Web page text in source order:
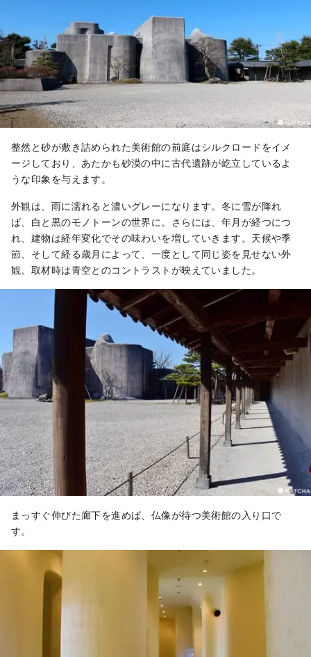
整然と砂が敷き詰められた美術館の前庭はシルクロードをイメ
ージしており、あたかも砂漠の中に古代遺跡が屹立しているよ
うな印象を与えます。
外観は、雨に濡れると濃いグレーになります。冬に雪が降れ
ば、白と黒のモノトーンの世界に。さらには、年月が経つにつ
れ、建物は経年変化でその味わいを増していきます。天候や季
節、そして経る歳月によって、一度として同じ姿を見せない外
観。取材時は青空とのコントラストが映えていました。
まっすぐ伸びた廊下を進めば、仏像が待つ美術館の入り口で
す。